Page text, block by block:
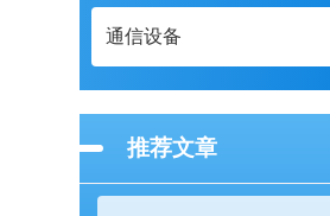
通信设备
推荐文章